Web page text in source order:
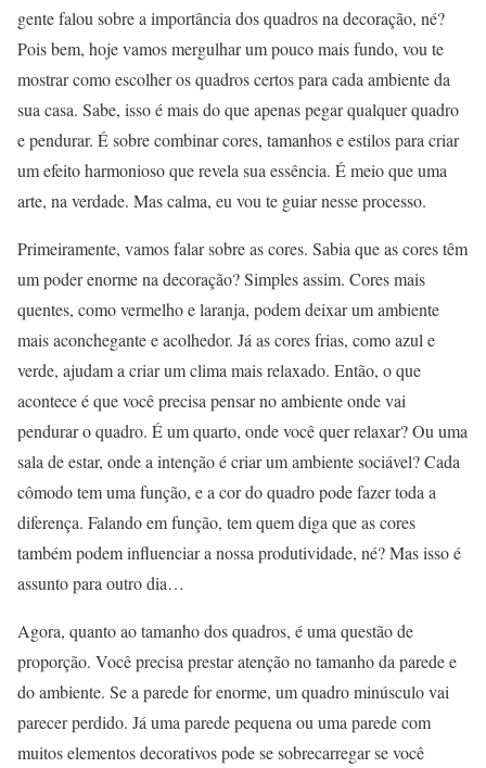
gente falou sobre a importância dos quadros na decoração, né?
Pois bem, hoje vamos mergulhar um pouco mais fundo, vou te
mostrar como escolher os quadros certos para cada ambiente da
sua casa. Sabe, isso é mais do que apenas pegar qualquer quadro
e pendurar. É sobre combinar cores, tamanhos e estilos para criar
um efeito harmonioso que revela sua essência. É meio que uma
arte, na verdade. Mas calma, eu vou te guiar nesse processo.
Primeiramente, vamos falar sobre as cores. Sabia que as cores têm
um poder enorme na decoração? Simples assim. Cores mais
quentes, como vermelho e laranja, podem deixar um ambiente
mais aconchegante e acolhedor. Já as cores frias, como azul e
verde, ajudam a criar um clima mais relaxado. Então, o que
acontece é que você precisa pensar no ambiente onde vai
pendurar o quadro. É um quarto, onde você quer relaxar? Ou uma
sala de estar, onde a intenção é criar um ambiente sociável? Cada
cômodo tem uma função, e a cor do quadro pode fazer toda a
diferença. Falando em função, tem quem diga que as cores
também podem influenciar a nossa produtividade, né? Mas isso é
assunto para outro dia…
Agora, quanto ao tamanho dos quadros, é uma questão de
proporção. Você precisa prestar atenção no tamanho da parede e
do ambiente. Se a parede for enorme, um quadro minúsculo vai
parecer perdido. Já uma parede pequena ou uma parede com
muitos elementos decorativos pode se sobrecarregar se você